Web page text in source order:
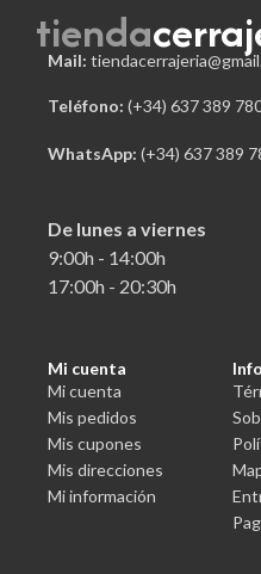
tienda
Mail:
Teléfono: (+34) 637 389
WhatsApp: (+34) 637 389
De lunes a viernes
9:00h - 14:00h
17:00h - 20:30h
Mi cuenta
Mi cuenta
Mis pedidos
Mis cupones
Mis direcciones
Mi información